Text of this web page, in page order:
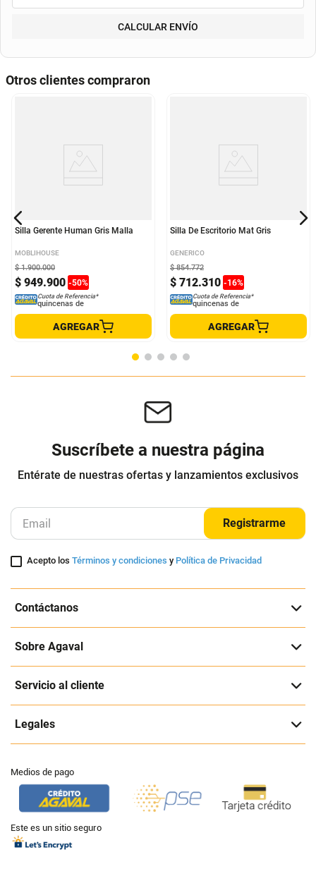
CALCULAR ENVÍO
Otros clientes compraron
Silla Gerente Human Gris Malla
MOBLIHOUSE
$ 949.900 -50%
$ 1.900.000
Cuota de Referencia*
quincenas de
AGREGAR
Silla De Escritorio Mat Gris
GENERICO
$ 712.310 -16%
$ 854.772
Cuota de Referencia*
quincenas de
AGREGAR
Suscríbete a nuestra página
Entérate de nuestras ofertas y lanzamientos exclusivos
Registrarme
Acepto losTérminos y condiciones y Política de Privacidad
Contáctanos
Sobre Agaval
Servicio al cliente
Legales
Medios de pago
Este es un sitio seguro